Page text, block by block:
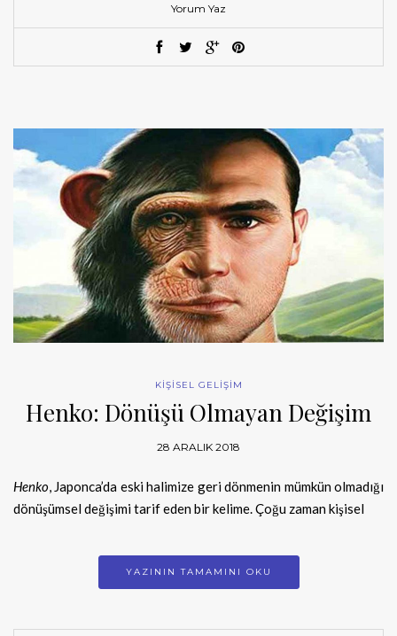
Yorum Yaz
KİŞİSEL GELİŞİM
Henko: Dönüşü Olmayan Değişim
28 ARALIK 2018
Henko, Japonca’da eski halimize geri dönmenin mümkün olmadığı
dönüşümsel değişimi tarif eden bir kelime. Çoğu zaman kişisel
YAZININ TAMAMINI OKU